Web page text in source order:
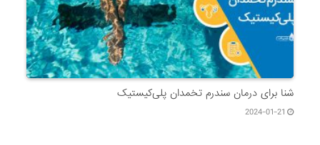
شنا برای درمان سندرم تخمدان پلی‌کیستیک
2024-01-21